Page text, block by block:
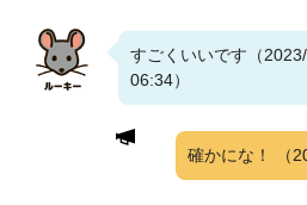
すごくいいです（
06:34）
確かにな！ （